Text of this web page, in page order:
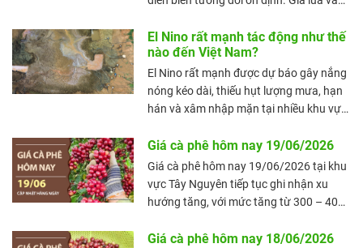
giao dịch tại nhiều địa phương vẫn diễn
ra chậm do nguồn cung không còn dồi
dào. Trong khi đó, giá gạo xuất khẩu 5%
tấm của Việt Nam tăng nhẹ thêm 1
USD/tấn, phản ánh tín hiệu tích cực từ
El Nino rất mạnh tác động như thế
nào đến Việt Nam?
El Nino rất mạnh được dự báo gây nắng
nóng kéo dài, thiếu hụt lượng mưa, hạn
hán và xâm nhập mặn tại nhiều khu vực
động đến sản xuất nông nghiệp, nguồn
nước và đời sống người dân.
Giá cà phê hôm nay 19/06/2026
Giá cà phê hôm nay 19/06/2026 tại khu
vực Tây Nguyên tiếp tục ghi nhận xu
hướng tăng, với mức tăng từ 300 – 400
Giá trung bình toàn vùng đạt 89.900
Giá cà phê hôm nay 18/06/2026